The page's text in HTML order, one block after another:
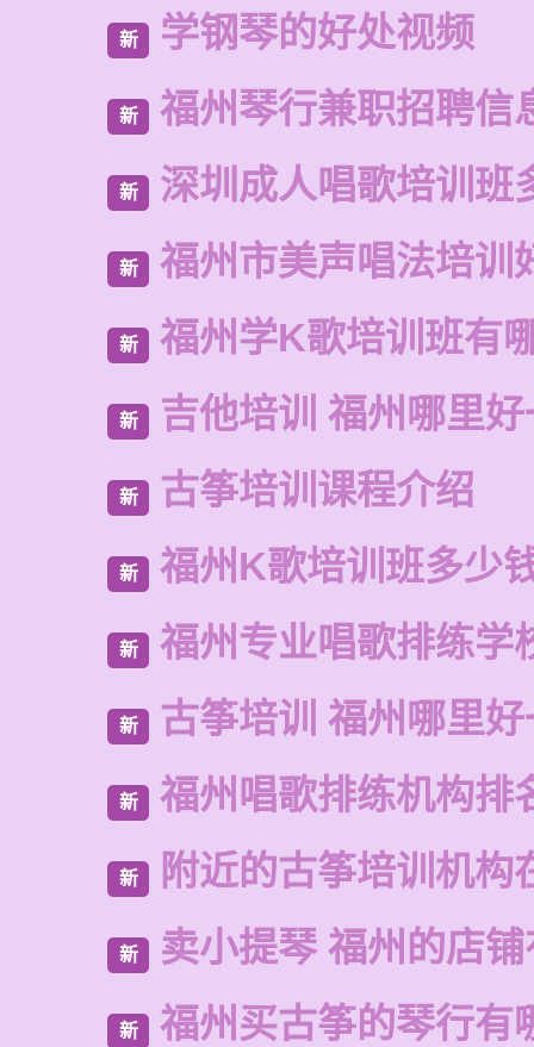
新 学钢琴的好处视频
新 福州琴行兼职招聘信
新 深圳成人唱歌培训班
新 福州市美声唱法培训
新 福州学K歌培训班有
新 吉他培训 福州哪里
新 古筝培训课程介绍
新 福州K歌培训班多少
新 福州专业唱歌排练学
新 古筝培训 福州哪里
新 福州唱歌排练机构排
新 附近的古筝培训机构
新 卖小提琴 福州的店
新 福州买古筝的琴行有